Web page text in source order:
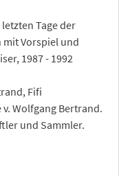
Tage der
mit Vorspiel und
1987 - 1992
Fifi
Wolfgang Bertrand.
und Sammler.